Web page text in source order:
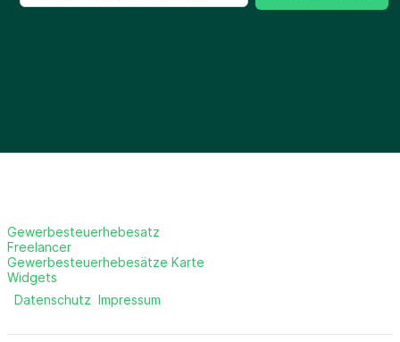
Gewerbesteuerhebesatz
Freelancer
Gewerbesteuerhebesätze Karte
Widgets
Datenschutz Impressum